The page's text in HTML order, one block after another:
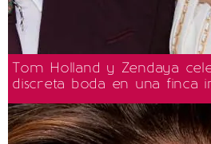
Tom Holland y Zendaya
discreta boda en una finca